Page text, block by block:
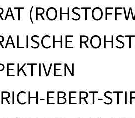
EBERT-